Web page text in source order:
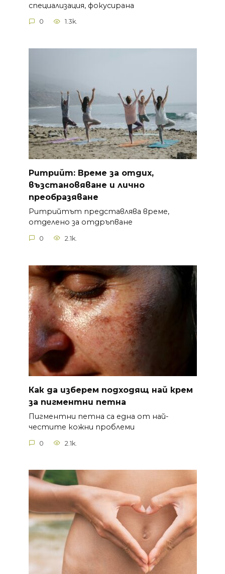
специализация, фокусирана
0 1.3k.
Ритрийт: Време за отдих,
възстановяване и лично
преобразяване
Ритрийтът представлява време,
отделено за отдръпване
0 2.1k.
Как да изберем подходящ най крем
за пигментни петна
Пигментни петна са една от най-
честите кожни проблеми
0 2.1k.